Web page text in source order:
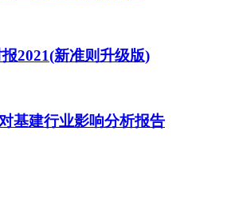
2021(新准则升级版)
基建行业影响分析报告